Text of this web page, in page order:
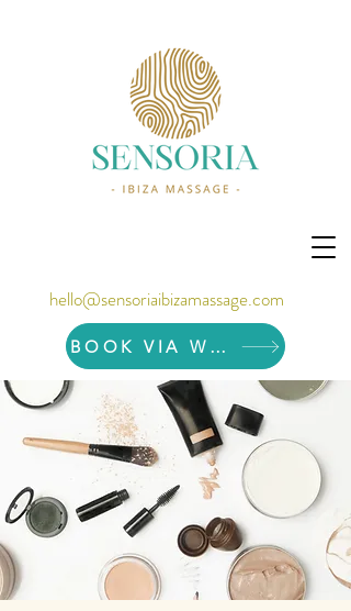
hello@sensoriaibizamassage.com
BOOK VIA WHATSAPP